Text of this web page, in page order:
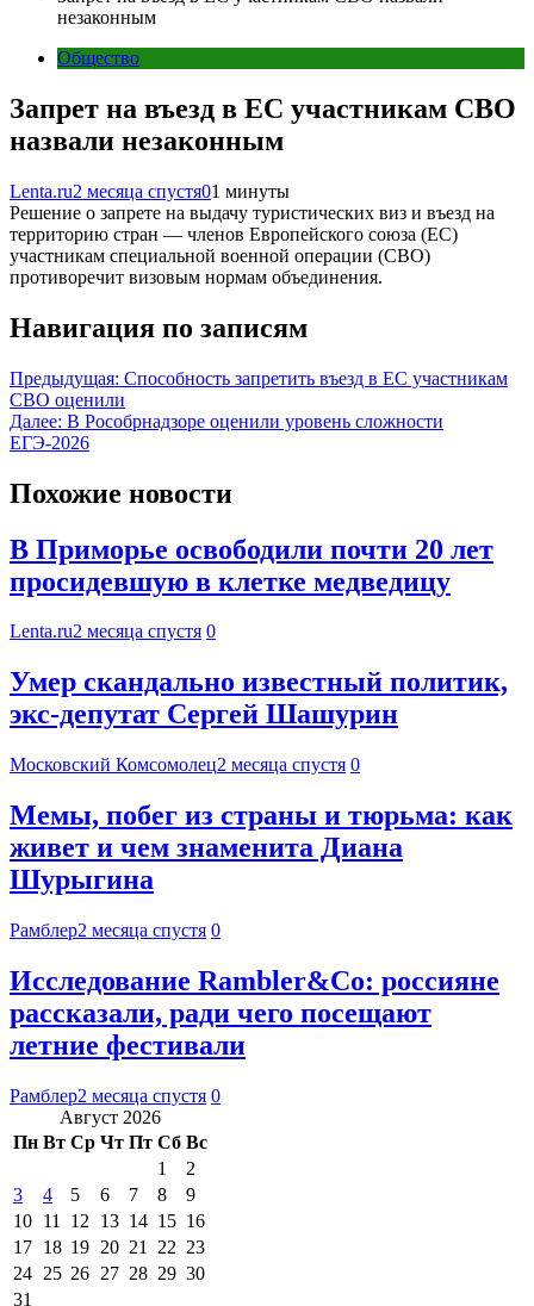
незаконным
Общество
Запрет на въезд в ЕС участникам СВО
назвали незаконным
Lenta.ru2 месяца спустя01 минуты
Решение о запрете на выдачу туристических виз и въезд на
территорию стран — членов Европейского союза (ЕС)
участникам специальной военной операции (СВО)
противоречит визовым нормам объединения.
Навигация по записям
Предыдущая: Способность запретить въезд в ЕС участникам
СВО оценили
Далее: В Рособрнадзоре оценили уровень сложности
ЕГЭ-2026
Похожие новости
В Приморье освободили почти 20 лет
просидевшую в клетке медведицу
Lenta.ru2 месяца спустя 0
Умер скандально известный политик,
экс-депутат Сергей Шашурин
Московский Комсомолец2 месяца спустя 0
Мемы, побег из страны и тюрьма: как
живет и чем знаменита Диана
Шурыгина
Рамблер2 месяца спустя 0
Исследование Rambler&Co: россияне
рассказали, ради чего посещают
летние фестивали
Рамблер2 месяца спустя 0
Август 2026
Пн Вт Ср Чт Пт Сб Вс
1
2
3
4 5 6 7 8
9
10 11 12 13 14 15 16
17 18 19 20 21 22 23
24 25 26 27 28 29 30
31